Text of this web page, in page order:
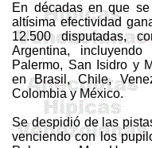
En décadas en que
altísima efectividad
12.500 disputadas,
Argentina,
Palermo, San Isidro y
en Brasil, Chile,
Colombia y México.
Se despidió de las
venciendo con los